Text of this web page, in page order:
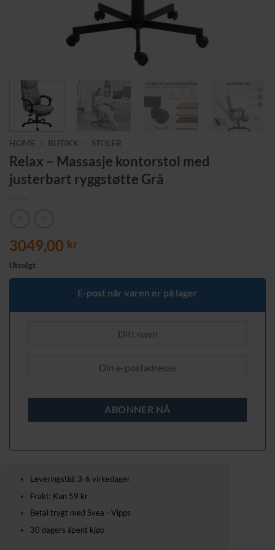
HOME BUTIKK STOLER
Relax – Massasje kontorstol med
justerbart ryggstøtte Grå
3049,00 kr
Utsolgt
E-post når varen er på lager
Leveringstid: 3-6 virkedager
Frakt: Kun 59 kr
Betal trygt med Svea - Vipps
30 dagers åpent kjøp